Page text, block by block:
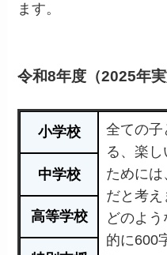
ます。
令和8年度（2025年実
小学校
全ての子
る、楽
ためには
だと考え
どのよ
的に600
中学校
高等学校